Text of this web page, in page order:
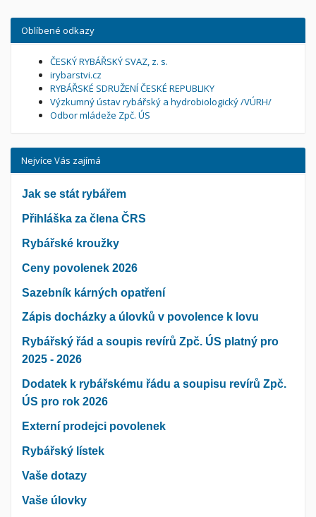
Oblíbené odkazy
ČESKÝ RYBÁŘSKÝ SVAZ, z. s.
irybarstvi.cz
RYBÁŘSKÉ SDRUŽENÍ ČESKÉ REPUBLIKY
Výzkumný ústav rybářský a hydrobiologický /VÚRH/
Odbor mládeže Zpč. ÚS
Nejvíce Vás zajímá
Jak se stát rybářem
Přihláška za člena ČRS
Rybářské kroužky
Ceny povolenek 2026
Sazebník kárných opatření
Zápis docházky a úlovků v povolence k lovu
Rybářský řád a soupis revírů Zpč. ÚS platný pro
2025 - 2026
Dodatek k rybářskému řádu a soupisu revírů Zpč.
ÚS pro rok 2026
Externí prodejci povolenek
Rybářský lístek
Vaše dotazy
Vaše úlovky